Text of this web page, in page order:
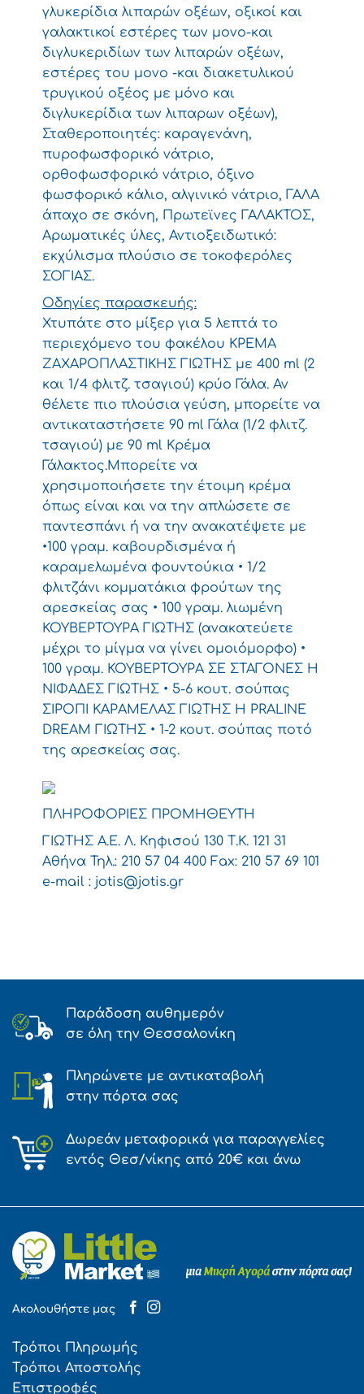
γλυκερίδια λιπαρών οξέων, οξικοί και
γαλακτικοί εστέρες των μονο-και
διγλυκεριδίων των λιπαρών οξέων,
εστέρες του μονο -και διακετυλικού
τρυγικού οξέος με μόνο και
διγλυκερίδια των λιπαρων οξέων),
Σταθεροποιητές: καραγενάνη,
πυροφωσφορικό νάτριο,
ορθοφωσφορικό νάτριο, όξινο
φωσφορικό κάλιο, αλγινικό νάτριο, ΓΑΛΑ
άπαχο σε σκόνη, Πρωτεϊνες ΓΑΛΑΚΤΟΣ,
Αρωματικές ύλες, Αντιοξειδωτικό:
εκχύλισμα πλούσιο σε τοκοφερόλες
ΣΟΓΙΑΣ.
Οδηγίες παρασκευής:
Χτυπάτε στο μίξερ για 5 λεπτά το
περιεχόμενο του φακέλου ΚΡΕΜΑ
ΖΑΧΑΡΟΠΛΑΣΤΙΚΗΣ ΓΙΩΤΗΣ με 400 ml (2
και 1/4 φλιτζ. τσαγιού) κρύο Γάλα. Αν
θέλετε πιο πλούσια γεύση, μπορείτε να
αντικαταστήσετε 90 ml Γάλα (1/2 φλιτζ.
τσαγιού) με 90 ml Κρέμα
Γάλακτος.Μπορείτε να
χρησιμοποιήσετε την έτοιμη κρέμα
όπως είναι και να την απλώσετε σε
παντεσπάνι ή να την ανακατέψετε με
•100 γραμ. καβουρδισμένα ή
καραμελωμένα φουντούκια • 1/2
φλιτζάνι κομματάκια φρούτων της
αρεσκείας σας • 100 γραμ. λιωμένη
ΚΟΥΒΕΡΤΟΥΡΑ ΓΙΩΤΗΣ (ανακατεύετε
μέχρι το μίγμα να γίνει ομοιόμορφο) •
100 γραμ. ΚΟΥΒΕΡΤΟΥΡΑ ΣΕ ΣΤΑΓΟΝΕΣ Η
ΝΙΦΑΔΕΣ ΓΙΩΤΗΣ • 5-6 κουτ. σούπας
ΣΙΡΟΠΙ ΚΑΡΑΜΕΛΑΣ ΓΙΩΤΗΣ Η PRALINE
DREAM ΓΙΩΤΗΣ • 1-2 κουτ. σούπας ποτό
της αρεσκείας σας.
ΠΛΗΡΟΦΟΡΙΕΣ ΠΡΟΜΗΘΕΥΤΗ
ΓΙΩΤΗΣ Α.Ε. Λ. Κηφισού 130 Τ.Κ. 121 31
Αθήνα Τηλ.: 210 57 04 400 Fax: 210 57 69 101
e-mail : jotis@jotis.gr
Παράδοση αυθημερόν
σε όλη την Θεσσαλονίκη
Πληρώνετε με αντικαταβολή
στην πόρτα σας
Δωρεάν μεταφορικά για παραγγελίες
εντός Θεσ/νίκης από 20€ και άνω
Ακολουθήστε μας
Τρόποι Πληρωμής
Τρόποι Αποστολής
Επιστροφές